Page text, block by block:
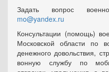
Задать вопрос
mo@yandex.ru
Консультации (помощь)
Московской области по
денежного довольствия,
вонную службу по